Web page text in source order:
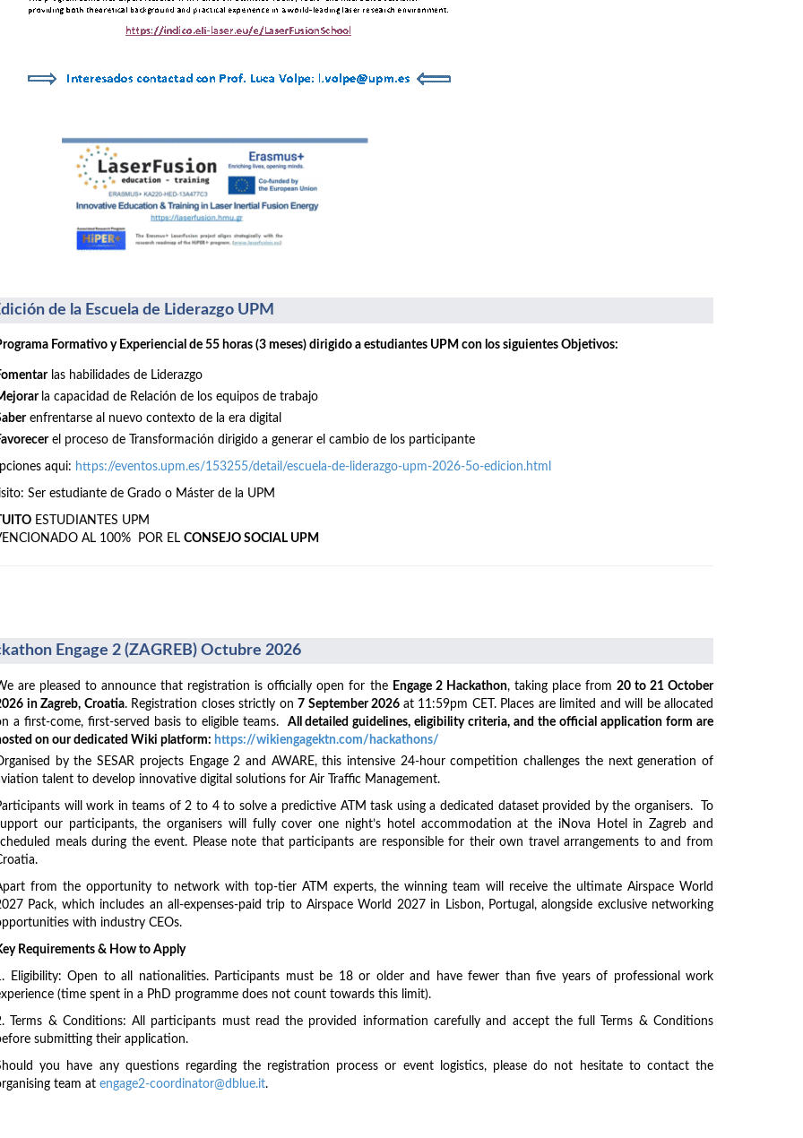
de la Escuela de Liderazgo UPM
Formativo y Experiencial de 55 horas (3 meses) dirigido a estudiantes UPM con los siguientes Objetivos:
las habilidades de Liderazgo
la capacidad de Relación de los equipos de trabajo
enfrentarse al nuevo contexto de la era digital
el proceso de Transformación dirigido a generar el cambio de los participante
aqui: https://eventos.upm.es/153255/detail/escuela-de-liderazgo-upm-2026-5o-edicion.html
Ser estudiante de Grado o Máster de la UPM
ESTUDIANTES UPM
AL 100% POR EL CONSEJO SOCIAL UPM
Engage 2 (ZAGREB) Octubre 2026
are pleased to announce that registration is officially open for the Engage 2 Hackathon, taking place from 20 to 21 October
in Zagreb, Croatia. Registration closes strictly on 7 September 2026 at 11:59pm CET. Places are limited and will be allocated
a first-come, first-served basis to eligible teams. All detailed guidelines, eligibility criteria, and the official application form are
on our dedicated Wiki platform: https://wikiengagektn.com/hackathons/
by the SESAR projects Engage 2 and AWARE, this intensive 24-hour competition challenges the next generation of
talent to develop innovative digital solutions for Air Traffic Management.
will work in teams of 2 to 4 to solve a predictive ATM task using a dedicated dataset provided by the organisers. To
our participants, the organisers will fully cover one night’s hotel accommodation at the iNova Hotel in Zagreb and
meals during the event. Please note that participants are responsible for their own travel arrangements to and from
from the opportunity to network with top-tier ATM experts, the winning team will receive the ultimate Airspace World
Pack, which includes an all-expenses-paid trip to Airspace World 2027 in Lisbon, Portugal, alongside exclusive networking
with industry CEOs.
Requirements & How to Apply
Eligibility: Open to all nationalities. Participants must be 18 or older and have fewer than five years of professional work
(time spent in a PhD programme does not count towards this limit).
Terms & Conditions: All participants must read the provided information carefully and accept the full Terms & Conditions
submitting their application.
you have any questions regarding the registration process or event logistics, please do not hesitate to contact the
team at engage2-coordinator@dblue.it.